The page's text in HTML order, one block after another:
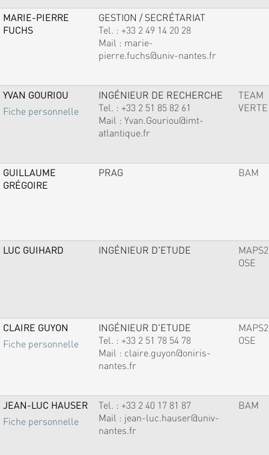
MARIE-PIERRE
FUCHS
GESTION / SECRÉTARIAT
Tel. : +33 2 49 14 20 28
Mail : marie-
pierre.fuchs@univ-nantes.fr
YVAN GOURIOU
Fiche personnelle
INGÉNIEUR DE RECHERCHE
Tel. : +33 2 51 85 82 61
Mail : Yvan.Gouriou@imt-
atlantique.fr
TEAM
VERTE
GUILLAUME
GRÉGOIRE
PRAG BAM
LUC GUIHARD INGÉNIEUR D'ETUDE
MAPS2
OSE
CLAIRE GUYON
Fiche personnelle
INGÉNIEUR D'ETUDE
Tel. : +33 2 51 78 54 78
Mail : claire.guyon@oniris-
nantes.fr
MAPS2
OSE
JEAN-LUC HAUSER
Fiche personnelle
Tel. : +33 2 40 17 81 87
Mail : jean-luc.hauser@univ-
nantes.fr
BAM